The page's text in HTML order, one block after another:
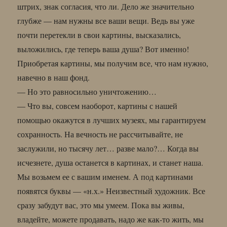
штрих, знак согласия, что ли. Дело же значительно
глубже — нам нужны все ваши вещи. Ведь вы уже
почти перетекли в свои картины, высказались,
выложились, где теперь ваша душа? Вот именно!
Приобретая картины, мы получим все, что нам нужно,
навечно в наш фонд.
— Но это равносильно уничтожению…
— Что вы, совсем наоборот, картины с нашей
помощью окажутся в лучших музеях, мы гарантируем
сохранность. На вечность не рассчитывайте, не
заслужили, но тысячу лет… разве мало?… Когда вы
исчезнете, душа останется в картинах, и станет наша.
Мы возьмем ее с вашим именем. А под картинами
появятся буквы — «н.х.» Неизвестный художник. Все
сразу забудут вас, это мы умеем. Пока вы живы,
владейте, можете продавать, надо же как-то жить, мы